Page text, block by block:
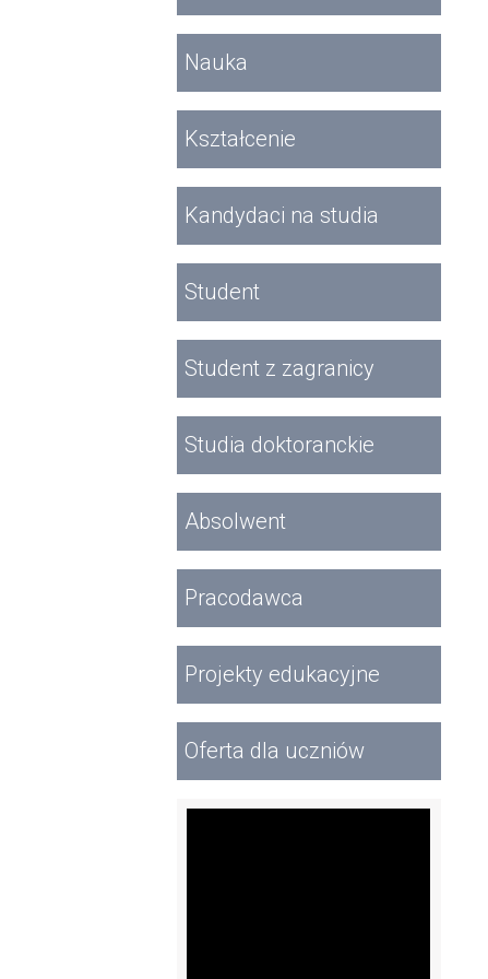
Nauka
Kształcenie
Kandydaci na studia
Student
Student z zagranicy
Studia doktoranckie
Absolwent
Pracodawca
Projekty edukacyjne
Oferta dla uczniów